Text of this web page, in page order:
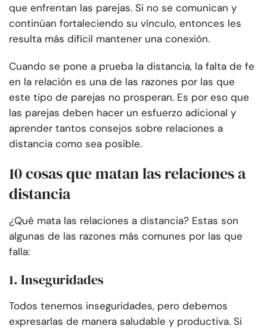
que enfrentan las parejas. Si no se comunican y
continúan fortaleciendo su vínculo, entonces les
resulta más difícil mantener una conexión.
Cuando se pone a prueba la distancia, la falta de fe
en la relación es una de las razones por las que
este tipo de parejas no prosperan. Es por eso que
las parejas deben hacer un esfuerzo adicional y
aprender tantos consejos sobre relaciones a
distancia como sea posible.
10 cosas que matan las relaciones a
distancia
¿Qué mata las relaciones a distancia? Estas son
algunas de las razones más comunes por las que
falla:
1. Inseguridades
Todos tenemos inseguridades, pero debemos
expresarlas de manera saludable y productiva. Si